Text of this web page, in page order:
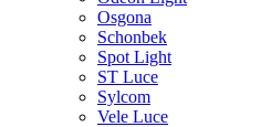
Osgona
Schonbek
Spot Light
ST Luce
Sylcom
Vele Luce